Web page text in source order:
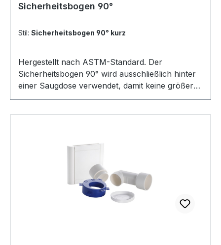
Sicherheitsbogen 90°
Stil: Sicherheitsbogen 90° kurz
Hergestellt nach ASTM-Standard. Der
Sicherheitsbogen 90° wird ausschließlich hinter
einer Saugdose verwendet, damit keine größeren
Gegenstände ins Rohrsystem gelangen können.
den Motor vom Sauger beschädigen kann.
Sicherheitsbogen 90° zur Verfügung:
Sicherheitsbogen 90° Art.Nr. CVF018
Sicherheitsbogen 90° kurz Art.Nr. CVF018K
Sicherheitsbogen 90° kurz für ES Art.Nr.